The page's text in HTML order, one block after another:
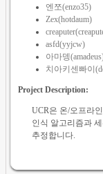
엔쪼(enzo35)
Zex(hotdaum)
asfd(yyjcw)
아마뎅
치아키센빠이
Project Description:
UCR은 온/오프라
인식 알고리즘과
추정합니다.